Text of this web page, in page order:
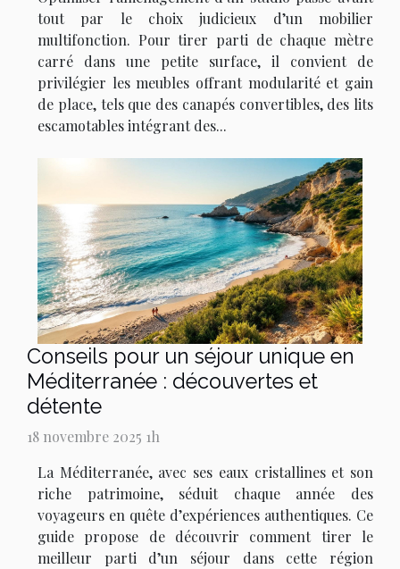
tout par le choix judicieux d’un mobilier
multifonction. Pour tirer parti de chaque mètre
carré dans une petite surface, il convient de
privilégier les meubles offrant modularité et gain
de place, tels que des canapés convertibles, des lits
escamotables intégrant des...
Conseils pour un séjour unique en
Méditerranée : découvertes et
détente
18 novembre 2025 1h
La Méditerranée, avec ses eaux cristallines et son
riche patrimoine, séduit chaque année des
voyageurs en quête d’expériences authentiques. Ce
guide propose de découvrir comment tirer le
meilleur parti d’un séjour dans cette région